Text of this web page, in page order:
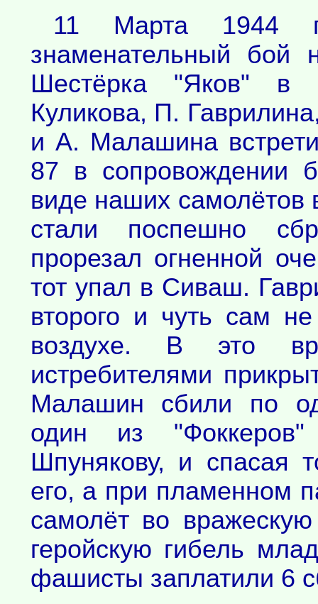
11 Марта 1944
знаменательный бой
Шестёрка "Яков" в
Куликова, П.
и А. Малашина
87 в сопровождении
виде наших самолётов
стали поспешно
прорезал огненной
тот упал в Сиваш.
второго и чуть сам
воздухе. В это
истребителями
Малашин сбили по
один из
Шпунякову, и спасая
его, а при пламенном
самолёт во
геройскую гибель
фашисты заплатили 6